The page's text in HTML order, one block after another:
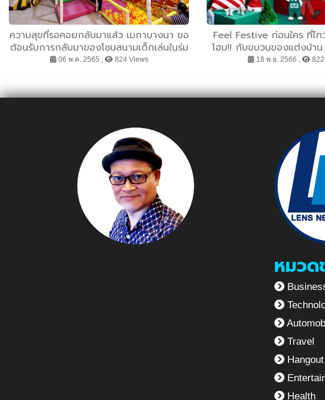
ความสุขที่รอคอยกลับมาแล้ว เมกาบางนา ขอ
ต้อนรับการกลับมาของโซนสนามเด็กเล่นในร่ม
พร้อมปาร์ตี้สนุกกับร้านอาหารไนท์ไลฟ์ ที่เปิด
06 พ.ค. 2565 , 824 Views
Feel Festive ก่อนใคร ที่ไท
โฮม!! กับขบวนของแต่งบ้า
แห่งความสุข จัดเต็มความห
18 พ.ย. 2566 ,
หมวด
Travel
Hangout
Health